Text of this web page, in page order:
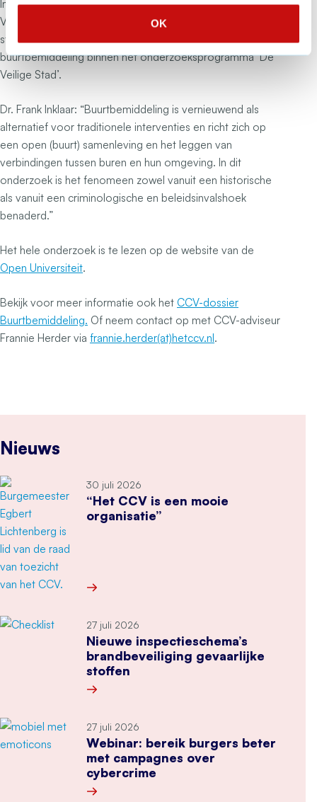
OK
Imke Smulders, onderzoeker bij het Expertisecentrum
Veiligheid van Avans Hogeschool, een onderzoek te
starten naar de geschiedenis en de effecten van
buurtbemiddeling binnen het onderzoeksprogramma ‘De
Veilige Stad’.
Dr. Frank Inklaar: “Buurtbemiddeling is vernieuwend als
alternatief voor traditionele interventies en richt zich op
een open (buurt) samenleving en het leggen van
verbindingen tussen buren en hun omgeving. In dit
onderzoek is het fenomeen zowel vanuit een historische
als vanuit een criminologische en beleidsinvalshoek
benaderd.”
Het hele onderzoek is te lezen op de website van de
Open Universiteit.
Bekijk voor meer informatie ook het CCV-dossier
Buurtbemiddeling. Of neem contact op met CCV-adviseur
Frannie Herder via frannie.herder(at)hetccv.nl.
Nieuws
30 juli 2026
“Het CCV is een mooie
organisatie”
27 juli 2026
Nieuwe inspectieschema’s
brandbeveiliging gevaarlijke
stoffen
27 juli 2026
Webinar: bereik burgers beter
met campagnes over
cybercrime